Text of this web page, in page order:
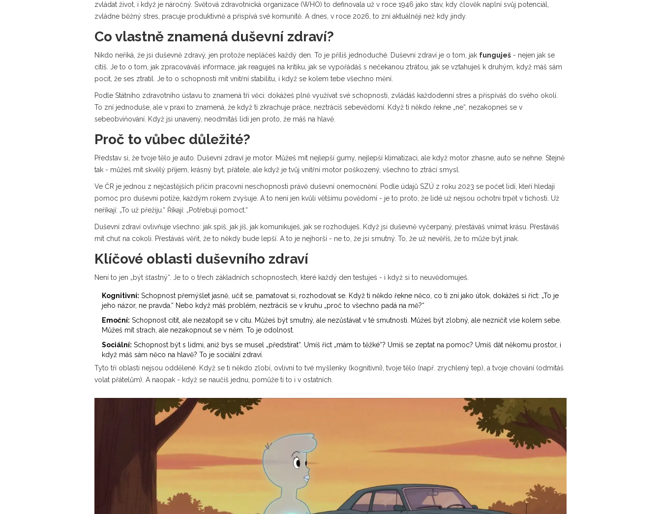
zvládat život, i když je náročný. Světová zdravotnická organizace (WHO) to definovala už v roce 1946 jako stav, kdy člověk naplní svůj potenciál,
zvládne běžný stres, pracuje produktivně a přispívá své komunitě. A dnes, v roce 2026, to zní aktuálněji než kdy jindy.
Co vlastně znamená duševní zdraví?
Nikdo neříká, že jsi duševně zdravý, jen protože nepláčeš každý den. To je příliš jednoduché. Duševní zdraví je o tom, jak funguješ - nejen jak se
cítíš. Je to o tom, jak zpracováváš informace, jak reaguješ na kritiku, jak se vypořádáš s nečekanou ztrátou, jak se vztahuješ k druhým, když máš sám
pocit, že ses ztratil. Je to o schopnosti mít vnitřní stabilitu, i když se kolem tebe všechno mění.
Podle Státního zdravotního ústavu to znamená tři věci: dokážeš plně využívat své schopnosti, zvládáš každodenní stres a přispíváš do svého okolí.
To zní jednoduše, ale v praxi to znamená, že když ti zkrachuje práce, neztrácíš sebevědomí. Když ti někdo řekne „ne“, nezakopneš se v
sebeobviňování. Když jsi unavený, neodmítáš lidi jen proto, že máš na hlavě.
Proč to vůbec důležité?
Představ si, že tvoje tělo je auto. Duševní zdraví je motor. Můžeš mít nejlepší gumy, nejlepší klimatizaci, ale když motor zhasne, auto se nehne. Stejně
tak - můžeš mít skvělý příjem, krásný byt, přátele, ale když je tvůj vnitřní motor poškozený, všechno to ztrácí smysl.
Ve ČR je jednou z nejčastějších příčin pracovní neschopnosti právě duševní onemocnění. Podle údajů SZÚ z roku 2023 se počet lidí, kteří hledají
pomoc pro duševní potíže, každým rokem zvyšuje. A to není jen kvůli většímu povědomí - je to proto, že lidé už nejsou ochotni trpět v tichosti. Už
neříkají: „To už přežiju.“ Říkají: „Potřebuji pomoct.“
Duševní zdraví ovlivňuje všechno: jak spíš, jak jíš, jak komunikuješ, jak se rozhoduješ. Když jsi duševně vyčerpaný, přestáváš vnímat krásu. Přestáváš
mít chuť na cokoli. Přestáváš věřit, že to někdy bude lepší. A to je nejhorší - ne to, že jsi smutný. To, že už nevěříš, že to může být jinak.
Klíčové oblasti duševního zdraví
Není to jen „být šťastný“. Je to o třech základních schopnostech, které každý den testuješ - i když si to neuvědomuješ.
Kognitivní: Schopnost přemýšlet jasně, učit se, pamatovat si, rozhodovat se. Když ti někdo řekne něco, co ti zní jako útok, dokážeš si říct: „To je
jeho názor, ne pravda.“ Nebo když máš problém, neztrácíš se v kruhu „proč to všechno padá na mě?“
Emoční: Schopnost cítit, ale nezatopit se v citu. Můžeš být smutný, ale nezůstávat v té smutnosti. Můžeš být zlobný, ale nezničit vše kolem sebe.
Můžeš mít strach, ale nezakopnout se v něm. To je odolnost.
Sociální: Schopnost být s lidmi, aniž bys se musel „předstírat“. Umíš říct „mám to těžké“? Umíš se zeptat na pomoc? Umíš dát někomu prostor, i
když máš sám něco na hlavě? To je sociální zdraví.
Tyto tři oblasti nejsou oddělené. Když se ti někdo zlobí, ovlivní to tvé myšlenky (kognitivní), tvoje tělo (např. zrychlený tep), a tvoje chování (odmítáš
volat přátelům). A naopak - když se naučíš jednu, pomůže ti to i v ostatních.